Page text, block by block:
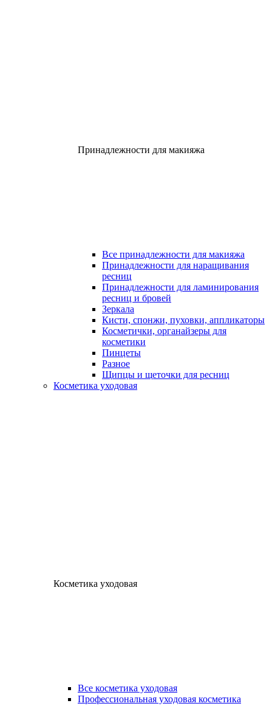
Принадлежности для макияжа
Все принадлежности для макияжа
Принадлежности для наращивания
ресниц
Принадлежности для ламинирования
ресниц и бровей
Зеркала
Кисти, спонжи, пуховки, аппликаторы
Косметички, органайзеры для
косметики
Пинцеты
Разное
Щипцы и щеточки для ресниц
Косметика уходовая
Косметика уходовая
Все косметика уходовая
Профессиональная уходовая косметика